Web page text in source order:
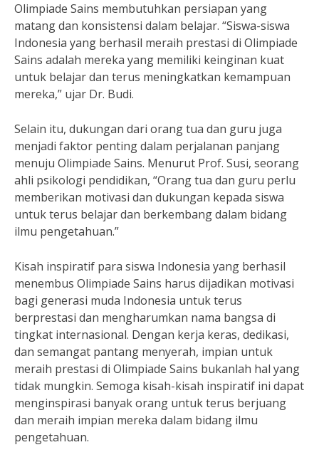
Olimpiade Sains membutuhkan persiapan yang
matang dan konsistensi dalam belajar. “Siswa-siswa
Indonesia yang berhasil meraih prestasi di Olimpiade
Sains adalah mereka yang memiliki keinginan kuat
untuk belajar dan terus meningkatkan kemampuan
mereka,” ujar Dr. Budi.
Selain itu, dukungan dari orang tua dan guru juga
menjadi faktor penting dalam perjalanan panjang
menuju Olimpiade Sains. Menurut Prof. Susi, seorang
ahli psikologi pendidikan, “Orang tua dan guru perlu
memberikan motivasi dan dukungan kepada siswa
untuk terus belajar dan berkembang dalam bidang
ilmu pengetahuan.”
Kisah inspiratif para siswa Indonesia yang berhasil
menembus Olimpiade Sains harus dijadikan motivasi
bagi generasi muda Indonesia untuk terus
berprestasi dan mengharumkan nama bangsa di
tingkat internasional. Dengan kerja keras, dedikasi,
dan semangat pantang menyerah, impian untuk
meraih prestasi di Olimpiade Sains bukanlah hal yang
tidak mungkin. Semoga kisah-kisah inspiratif ini dapat
menginspirasi banyak orang untuk terus berjuang
dan meraih impian mereka dalam bidang ilmu
pengetahuan.